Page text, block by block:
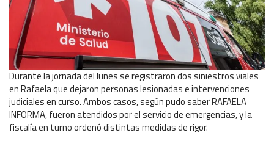
Durante la jornada del lunes se registraron dos siniestros viales
en Rafaela que dejaron personas lesionadas e intervenciones
judiciales en curso. Ambos casos, según pudo saber RAFAELA
INFORMA, fueron atendidos por el servicio de emergencias, y la
fiscalía en turno ordenó distintas medidas de rigor.